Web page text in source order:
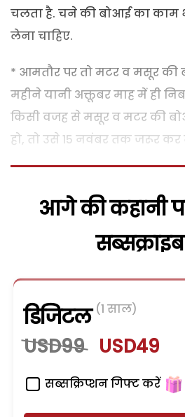
चलता है. चने की बोआई का काम
लेना चाहिए.
* आमतौर पर तो मटर व मसूर
महीने यानी अक्तूबर माह में ही
किसी वजह से मसूर व मटर की
हो, तो उसे 15 नवंबर तक जरूर कर
आगे की कहानी
डिजिटल (1 साल)
USD99 USD49
सब्सक्रिप्शन गिफ्ट करें